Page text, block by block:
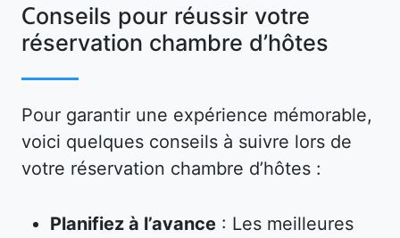
Conseils pour réussir votre
réservation chambre d’hôtes
Pour garantir une expérience mémorable,
voici quelques conseils à suivre lors de
votre réservation chambre d’hôtes :
Planifiez à l’avance : Les meilleures